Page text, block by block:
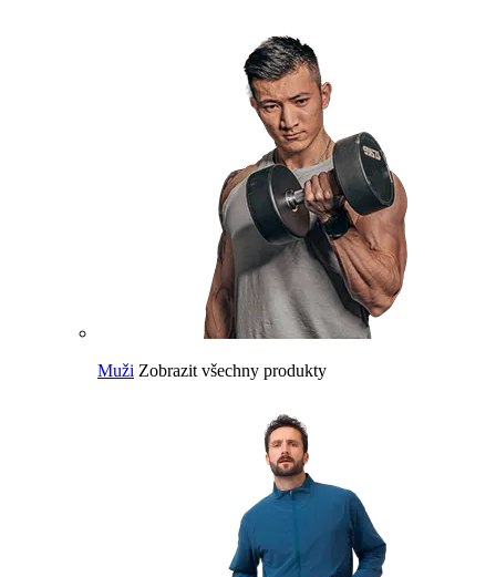
Muži Zobrazit všechny produkty